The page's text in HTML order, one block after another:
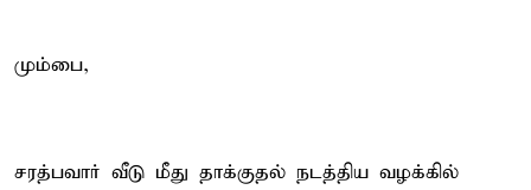
மும்பை,
சரத்பவார் வீடு மீது தாக்குதல் நடத்திய வழக்கில்